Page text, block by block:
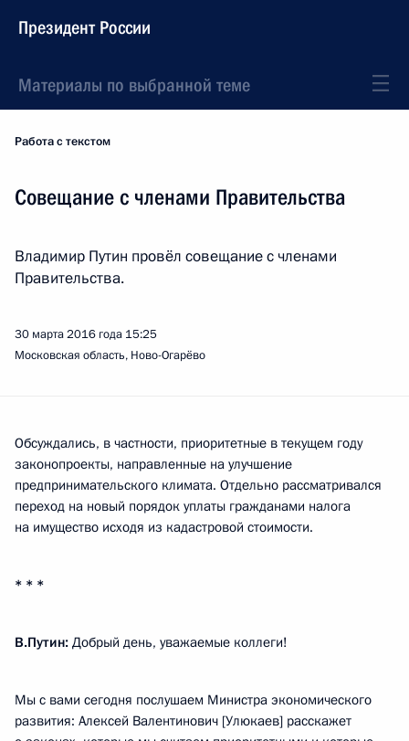
Президент России
Материалы по выбранной теме
Работа с текстом
Совещание с членами Правительства
Владимир Путин провёл совещание с членами
Правительства.
30 марта 2016 года 15:25
Московская область, Ново-Огарёво
Обсуждались, в частности, приоритетные в текущем году
законопроекты, направленные на улучшение
предпринимательского климата. Отдельно рассматривался
переход на новый порядок уплаты гражданами налога
на имущество исходя из кадастровой стоимости.
* * *
В.Путин: Добрый день, уважаемые коллеги!
Мы с вами сегодня послушаем Министра экономического
развития: Алексей Валентинович [Улюкаев] расскажет